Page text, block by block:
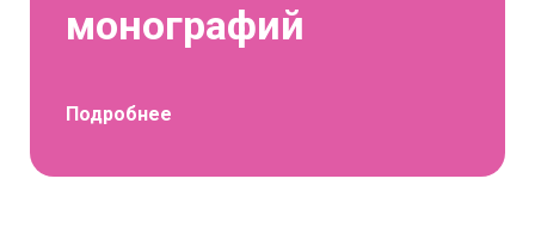
монографий
Подробнее